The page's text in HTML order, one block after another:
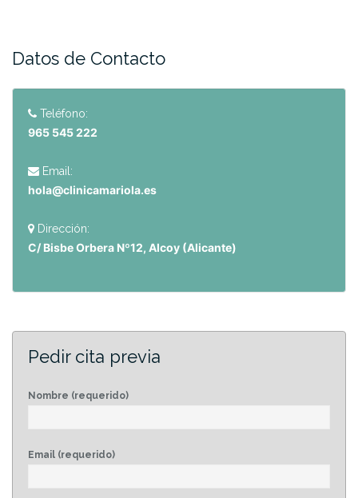
Datos de Contacto
Teléfono:
965 545 222
Email:
hola@clinicamariola.es
Dirección:
C/ Bisbe Orbera Nº12, Alcoy (Alicante)
Pedir cita previa
Nombre (requerido)
Email (requerido)